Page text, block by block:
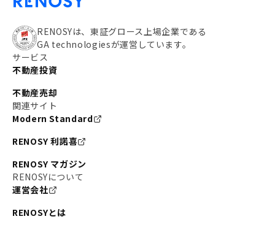
RENOSYは、東証グロース上場企業である
GA technologiesが運営しています。
サービス
不動産投資
不動産売却
関連サイト
Modern Standard
RENOSY 利諾喜
RENOSY マガジン
RENOSYについて
運営会社
RENOSYとは